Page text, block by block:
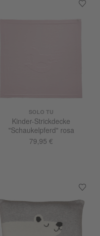
SOLO TU
Kinder-Strickdecke
"Schaukelpferd" rosa
79,95 €